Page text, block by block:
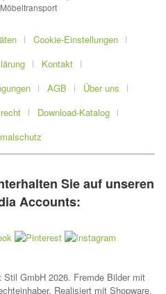
Cookie-Einstellungen
Kontakt
AGB
Über uns
Download-Katalog
Sie auf unseren
Accounts:
GmbH 2026. Fremde Bilder mit
Realisiert mit Shopware.